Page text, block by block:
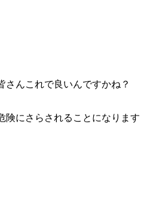
さんこれで良いんですかね？
険にさらされることになります